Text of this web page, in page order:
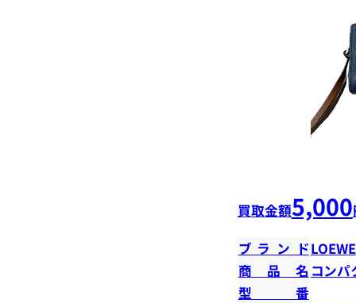
買取金額5,000
ブランドLOEWE
商品名 コンパ
型番